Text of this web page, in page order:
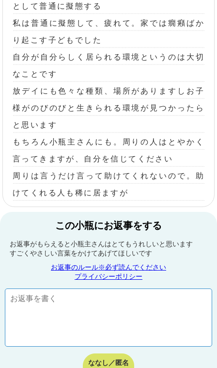
として普通に擬態する
私は普通に擬態して、疲れて。家では癇癪ばか
り起こす子どもでした
自分が自分らしく居られる環境というのは大切
なことです
放デイにも色々な種類、場所がありますしお子
様がのびのびと生きられる環境が見つかったら
と思います
もちろん小瓶主さんにも。周りの人はとやかく
言ってきますが、自分を信じてください
周りは言うだけ言って助けてくれないので。助
けてくれる人も稀に居ますが
この小瓶にお返事をする
お返事がもらえると小瓶主さんはとてもうれしいと思います
すごくやさしい言葉をかけてあげてほしいです
お返事のルール※必ず読んでください
プライバシーポリシー
ななし／匿名